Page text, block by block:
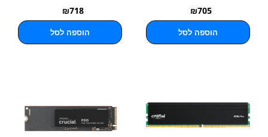
₪705
הוספה לסל
₪718
הוספה לסל